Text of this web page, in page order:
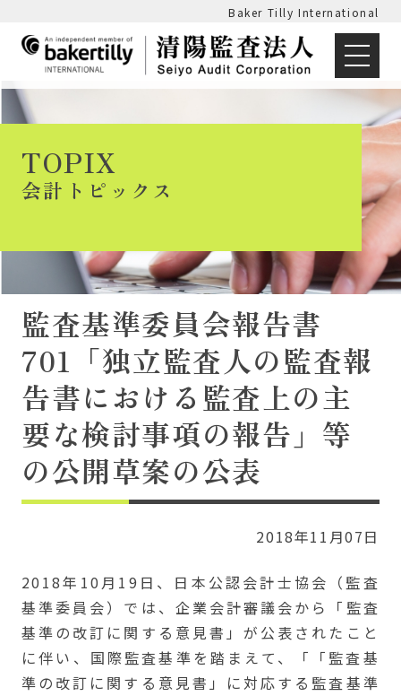
Baker Tilly International
TOPIX
会計トピックス
監査基準委員会報告書
701「独立監査人の監査報
告書における監査上の主
要な検討事項の報告」等
の公開草案の公表
2018年11月07日
2018年10月19日、日本公認会計士協会（監査
基準委員会）では、企業会計審議会から「監査
基準の改訂に関する意見書」が公表されたこと
に伴い、国際監査基準を踏まえて、「「監査基
準の改訂に関する意見書」に対応する監査基準